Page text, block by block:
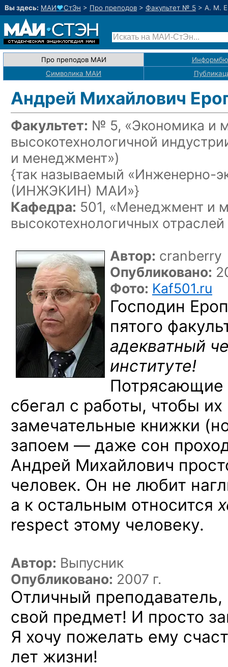
Вы здесь: МАИ♥СтЭн > Про преподов > Факультет № 5 > А. М.
Про преподов МАИ
Символика МАИ
Андрей Михайлович
Факультет: № 5, «Экономика и
высокотехнологичной
и менеджмент»)
{так называемый «Инженерно-
(ИНЖЭКИН) МАИ»}
Кафедра: 501, «Менеджмент и
высокотехнологичных
Автор: cranberry
Опубликовано:
Фото: Kaf501.ru
Господин
пятого
адекватный
институте!
Потрясающие
сбегал с работы, чтобы
замечательные книжки
запоем — даже сон
Андрей Михайлович
человек. Он не любит
а к остальным относится
respect этому человеку.
Автор: Выпусник
Опубликовано: 2007 г.
Отличный
свой предмет! И просто
Я хочу пожелать ему
лет жизни!